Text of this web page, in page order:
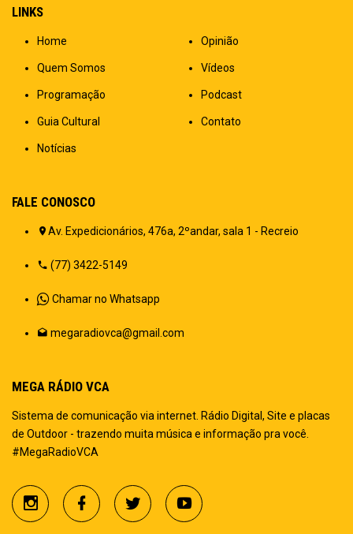
LINKS
Home
Quem Somos
Programação
Guia Cultural
Notícias
Opinião
Vídeos
Podcast
Contato
FALE CONOSCO
Av. Expedicionários, 476a, 2ºandar, sala 1 - Recreio
(77) 3422-5149
Chamar no Whatsapp
megaradiovca@gmail.com
MEGA RÁDIO VCA
Sistema de comunicação via internet. Rádio Digital, Site e placas
de Outdoor - trazendo muita música e informação pra você.
#MegaRadioVCA